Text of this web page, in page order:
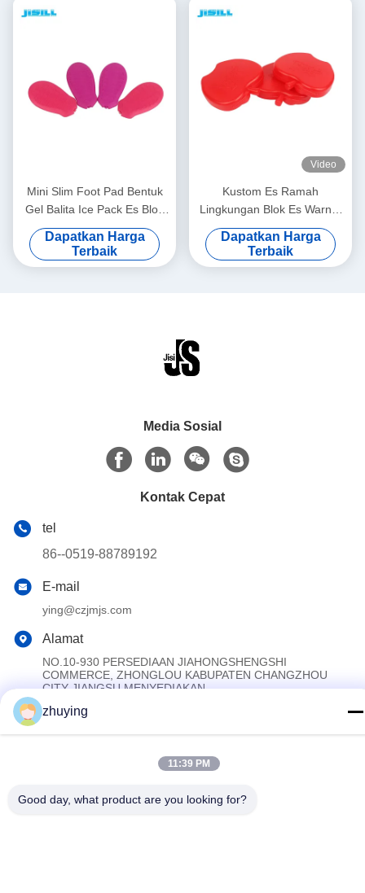
Mini Slim Foot Pad Bentuk
Gel Balita Ice Pack Es Blok
Refreezable
Dapatkan Harga
Terbaik
Video
Kustom Es Ramah
Lingkungan Blok Es Warna-
warni Untuk Kotak Keren
100Ml Bentuk Apple
Dapatkan Harga
Terbaik
Media Sosial
Kontak Cepat
tel
86--0519-88789192
E-mail
ying@czjmjs.com
Alamat
NO.10-930 PERSEDIAAN JIAHONGSHENGSHI
COMMERCE, ZHONGLOU KABUPATEN CHANGZHOU
CITY JIANGSU MENYEDIAKAN
Cina Baik Kualitas Paket Es Pendingin Besar Pemasok. Hak cipta
Semua. Semua hak dilindungi.
zhuying
11:39 PM
Good day, what product are you looking for?